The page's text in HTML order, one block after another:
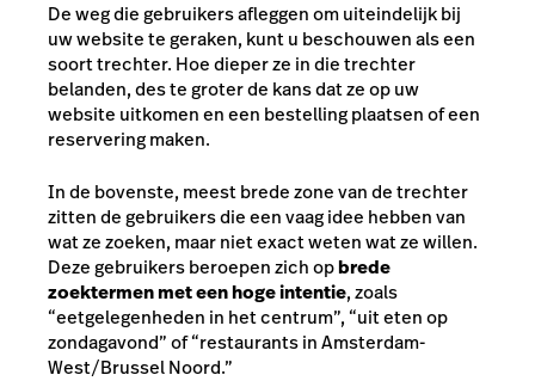
De weg die gebruikers afleggen om uiteindelijk bij
uw website te geraken, kunt u beschouwen als een
soort trechter. Hoe dieper ze in die trechter
belanden, des te groter de kans dat ze op uw
website uitkomen en een bestelling plaatsen of een
reservering maken.
In de bovenste, meest brede zone van de trechter
zitten de gebruikers die een vaag idee hebben van
wat ze zoeken, maar niet exact weten wat ze willen.
Deze gebruikers beroepen zich opbrede
zoektermen met een hoge intentie, zoals
“eetgelegenheden in het centrum”, “uit eten op
zondagavond” of “restaurants in Amsterdam-
West/Brussel Noord.”